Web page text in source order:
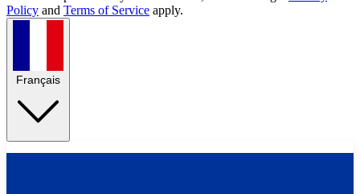
Policy and Terms of Service apply.
Français